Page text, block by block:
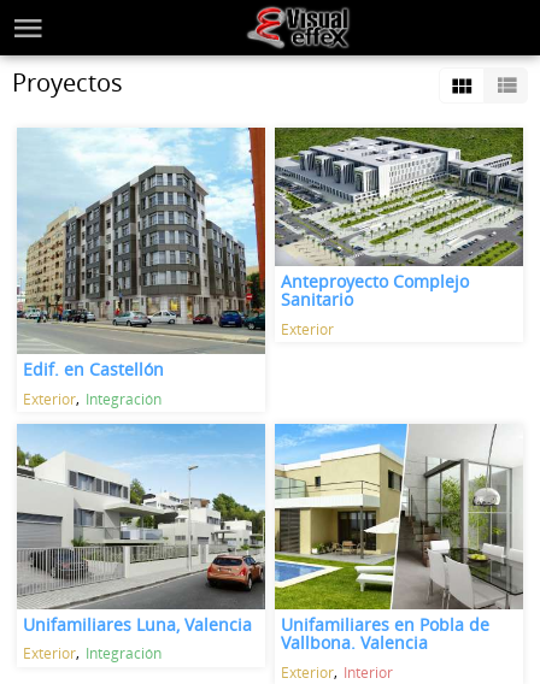
Proyectos
Edif. en Castellón
Exterior Integración
Anteproyecto Complejo
Sanitario
Exterior
Unifamiliares Luna, Valencia
Exterior Integración
Unifamiliares en Pobla de
Vallbona. Valencia
Exterior Interior